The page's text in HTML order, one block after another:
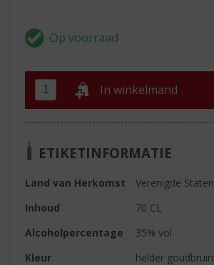
In winkelmand
ETIKETINFORMATIE
Land van Herkomst
Verenigde Staten
Inhoud
70 CL
Alcoholpercentage
35% vol
Kleur
helder goudbruin